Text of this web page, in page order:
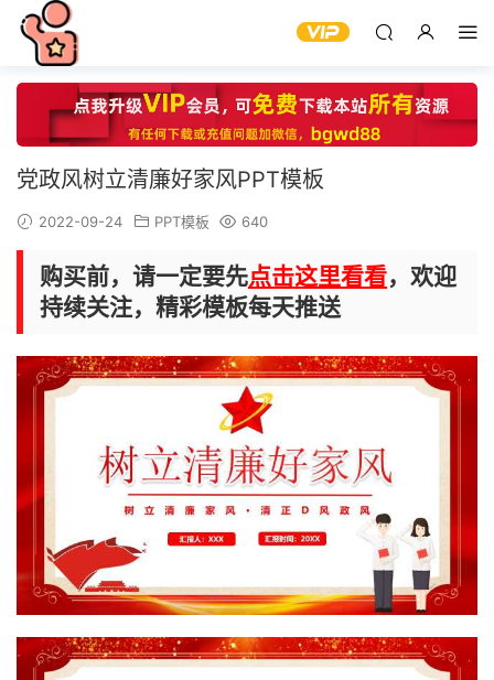
党政风树立清廉好家风PPT模板
2022-09-24 PPT模板 640
购买前，请一定要先点击这里看看，欢迎
持续关注，精彩模板每天推送